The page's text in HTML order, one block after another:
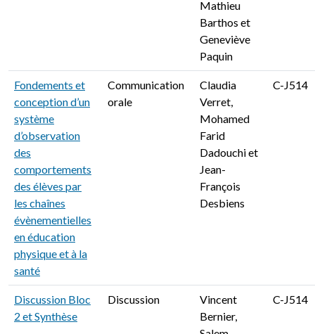
Mathieu
Barthos et
Geneviève
Paquin
Fondements et
conception d’un
système
d’observation
des
comportements
des élèves par
les chaînes
évènementielles
en éducation
physique et à la
santé
Communication
orale
Claudia
Verret,
Mohamed
Farid
Dadouchi et
Jean-
François
Desbiens
C-J514
Discussion Bloc
2 et Synthèse
Discussion
Vincent
Bernier,
C-J514